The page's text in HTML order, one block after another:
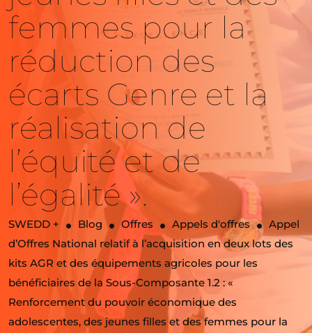
femmes pour la
réduction des
écarts Genre et la
réalisation de
l’équité et de
l’égalité ».
SWEDD + Blog Offres Appels d'offres
Appel
d’Offres National relatif à l’acquisition en deux lots des
kits AGR et des équipements agricoles pour les
bénéficiaires de la Sous-Composante 1.2 : «
Renforcement du pouvoir économique des
adolescentes, des jeunes filles et des femmes pour la